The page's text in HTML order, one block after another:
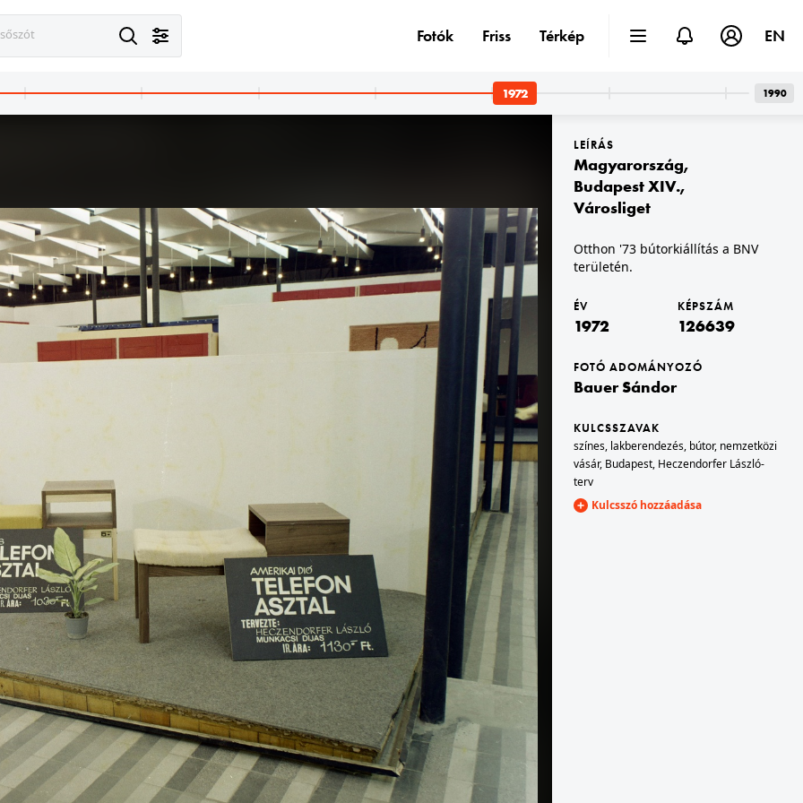
39., Hotel Claudius, lakosztály.
1972 · Kőszeg
Szabó-hegy, Felsőerdő út, a Hotel Express Panoráma társalgója.
1972 · Budapest XIV. · Városliget
Otthon '73 bútorkiállítás a BNV területén.
'73 bútorkiállítás a BNV területén.
1972 · Budapest XIV. · Városliget
Otthon '73 bútorkiállítás a BNV területén.
1972 · Budapest XIV. · Városliget
Otthon '73 bútorkiállítás a BNV területén.
1972 · Budapest XIV.
Nagy Lajos király útja 202-204., a TESCO Magyar Külkereskedelmi Vállalat diákszállója (később szálloda).
1972 · Budapest X.
Ónodi utca 1., Ónodi bisztró a Kolozsvári utca sarkán.
LEÍRÁS
Magyarország,
Budapest XIV.,
Városliget
Otthon '73 bútorkiállítás a BNV
területén.
ÉV
1972
KÉPSZÁM
126639
FOTÓ ADOMÁNYOZÓ
Bauer Sándor
KULCSSZAVAK
színes, lakberendezés, bútor, nemzetközi
vásár, Budapest, Heczendorfer László-
terv
Kulcsszó hozzáadása
Fotók Friss Térkép EN
1990
1972